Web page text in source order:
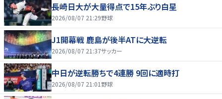
長崎日大が大量得点で15年ぶり白星
2026/08/07 21:29野球
J1開幕戦 鹿島が後半ATに大逆転
2026/08/07 21:37サッカー
中日が逆転勝ちで4連勝 9回に適時打
2026/08/07 21:01 野球